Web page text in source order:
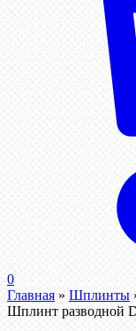
0
Главная » Шплинты
Шплинт разводной